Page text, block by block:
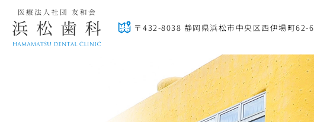
〒432-8038 静岡県浜松市中央区西伊場町62-6